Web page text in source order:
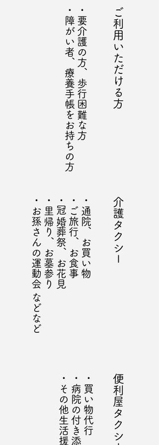
​・要介護の方、歩行困難な方
​・障がい者、療養手帳をお持ちの方 ​ご利用いただける方
・通院、お買い物
・ご旅行、お食事
・冠婚葬祭、お花見
・里帰り、お墓参り
​・お孫さんの運動会 などなど 介護タクシー
・買い物代行
・病院の付き添い ​便利屋タクシー